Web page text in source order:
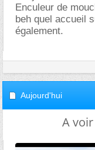
Enculeur de
beh quel accueil
également.
Aujourd'hui
A